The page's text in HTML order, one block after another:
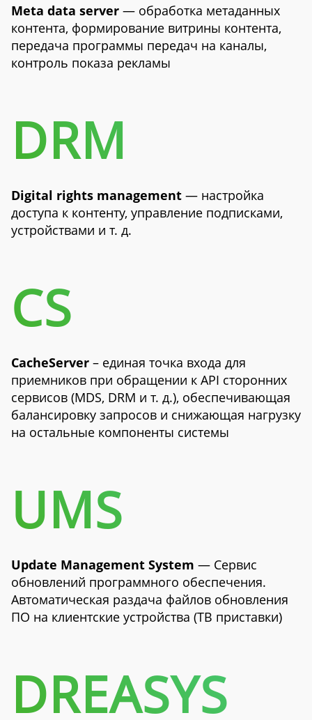
Meta data server — обработка метаданных
контента, формирование витрины контента,
передача программы передач на каналы,
контроль показа рекламы
DRM
Digital rights management — настройка
доступа к контенту, управление подписками,
устройствами и т. д.
CS
CacheServer – единая точка входа для
приемников при обращении к API сторонних
сервисов (MDS, DRM и т. д.), обеспечивающая
балансировку запросов и снижающая нагрузку
на остальные компоненты системы
UMS
Update Management System — Сервис
обновлений программного обеспечения.
Автоматическая раздача файлов обновления
ПО на клиентские устройства (ТВ приставки)
DREASYS